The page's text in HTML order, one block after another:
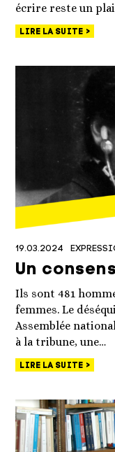
écrire reste un
LIRE LA SUITE
19.03.2024
Un
Ils sont 481
femmes. Le
Assemblée
à la tribune, une…
LIRE LA SUITE